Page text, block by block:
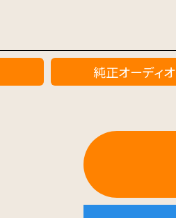
純正オーディオ